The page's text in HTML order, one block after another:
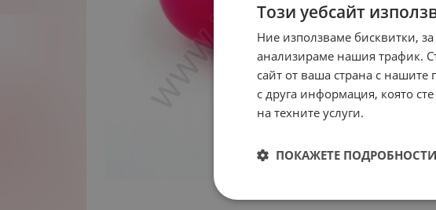
Този уебсайт
Ние използваме бисквитки,
анализираме нашия трафик.
сайт от ваша страна с
с друга информация, която
на техните услуги.
ПОКАЖЕТЕ ПОДРОБНОСТИ